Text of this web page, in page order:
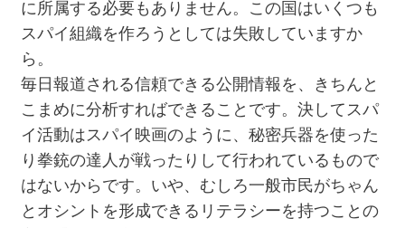
に所属する必要もありません。この国はいくつも
スパイ組織を作ろうとしては失敗していますか
ら。
毎日報道される信頼できる公開情報を、きちんと
こまめに分析すればできることです。決してスパ
イ活動はスパイ映画のように、秘密兵器を使った
り拳銃の達人が戦ったりして行われているもので
はないからです。いや、むしろ一般市民がちゃん
とオシントを形成できるリテラシーを持つことの